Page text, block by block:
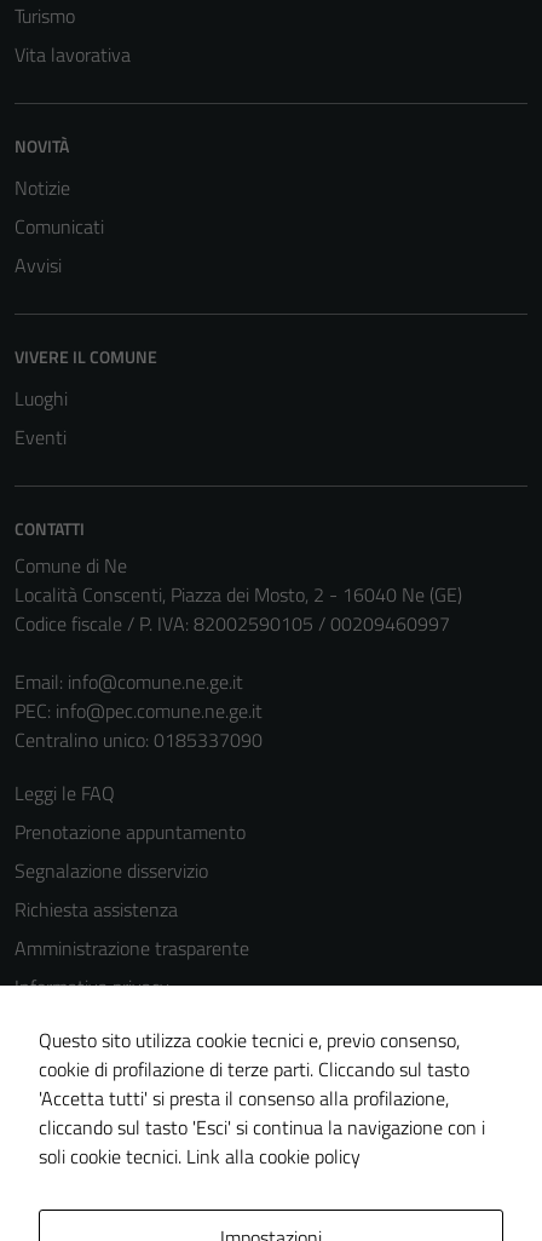
Turismo
Vita lavorativa
NOVITÀ
Notizie
Comunicati
Avvisi
VIVERE IL COMUNE
Luoghi
Eventi
CONTATTI
Comune di Ne
Località Conscenti, Piazza dei Mosto, 2 - 16040 Ne (GE)
Codice fiscale / P. IVA: 82002590105 / 00209460997
Email: info@comune.ne.ge.it
PEC: info@pec.comune.ne.ge.it
Centralino unico: 0185337090
Leggi le FAQ
Prenotazione appuntamento
Segnalazione disservizio
Richiesta assistenza
Amministrazione trasparente
Informativa privacy
Cookie Policy
Note legali
Dichiarazione di accessibilità
Piano di miglioramento del sito
Questo sito utilizza cookie tecnici e, previo consenso,
cookie di profilazione di terze parti. Cliccando sul tasto
'Accetta tutti' si presta il consenso alla profilazione,
cliccando sul tasto 'Esci' si continua la navigazione con i
soli cookie tecnici. Link alla cookie policy
informazioni